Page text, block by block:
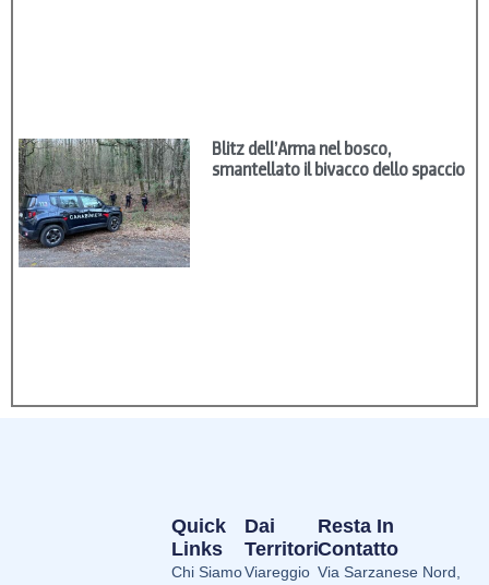
Blitz dell’Arma nel bosco,
smantellato il bivacco dello spaccio
Dai
Territori
Viareggio
Quick
Links
Chi Siamo
Resta In
Contatto
Via Sarzanese Nord,